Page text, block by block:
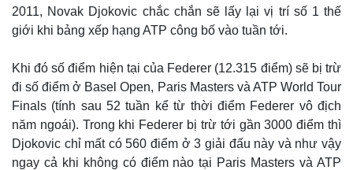
2011, Novak Djokovic chắc chắn sẽ lấy lại vị trí số 1 thế
giới khi bảng xếp hạng ATP công bố vào tuần tới.
Khi đó số điểm hiện tại của Federer (12.315 điểm) sẽ bị trừ
đi số điểm ở Basel Open, Paris Masters và ATP World Tour
Finals (tính sau 52 tuần kể từ thời điểm Federer vô địch
năm ngoái). Trong khi Federer bị trừ tới gần 3000 điểm thì
Djokovic chỉ mất có 560 điểm ở 3 giải đấu này và như vậy
ngay cả khi không có điểm nào tại Paris Masters và ATP